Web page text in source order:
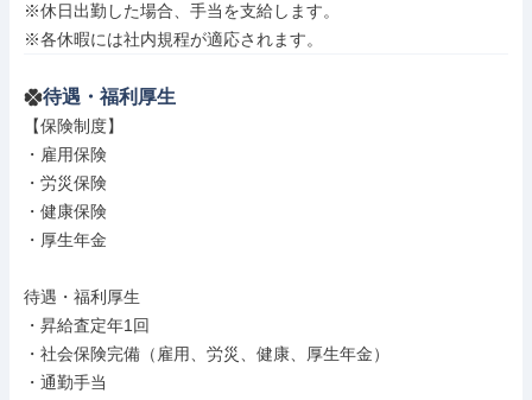
※休日出勤した場合、手当を支給します。
※各休暇には社内規程が適応されます。
待遇・福利厚生
【保険制度】
・雇用保険
・労災保険
・健康保険
・厚生年金
待遇・福利厚生
・昇給査定年1回
・社会保険完備（雇用、労災、健康、厚生年金）
・通勤手当